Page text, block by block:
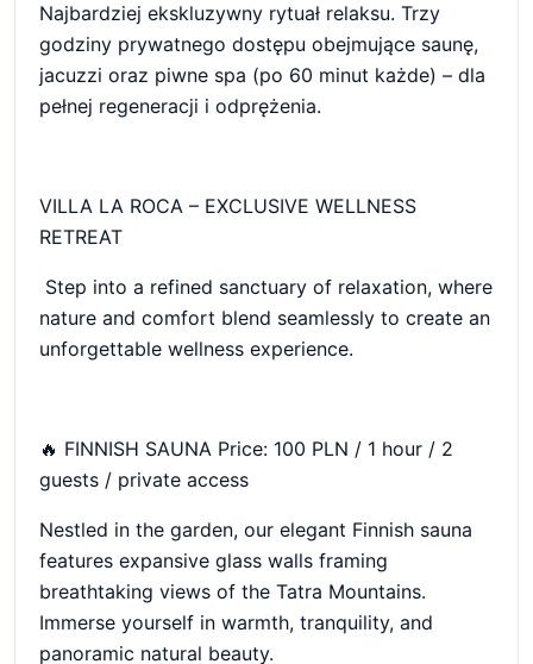
Najbardziej ekskluzywny rytuał relaksu. Trzy
godziny prywatnego dostępu obejmujące saunę,
jacuzzi oraz piwne spa (po 60 minut każde) – dla
pełnej regeneracji i odprężenia.
VILLA LA ROCA – EXCLUSIVE WELLNESS
RETREAT
Step into a refined sanctuary of relaxation, where
nature and comfort blend seamlessly to create an
unforgettable wellness experience.
🔥 FINNISH SAUNA Price: 100 PLN / 1 hour / 2
guests / private access
Nestled in the garden, our elegant Finnish sauna
features expansive glass walls framing
breathtaking views of the Tatra Mountains.
Immerse yourself in warmth, tranquility, and
panoramic natural beauty.